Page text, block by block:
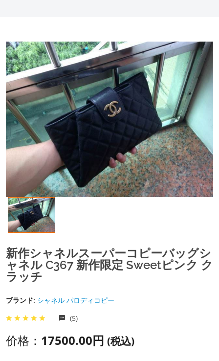
新作シャネルスーパーコピーバッグシ
ャネル C367 新作限定 Sweetピンク ク
ラッチ
ブランド: シャネル パロディコピー
(5)
价格： 17500.00円 (税込)